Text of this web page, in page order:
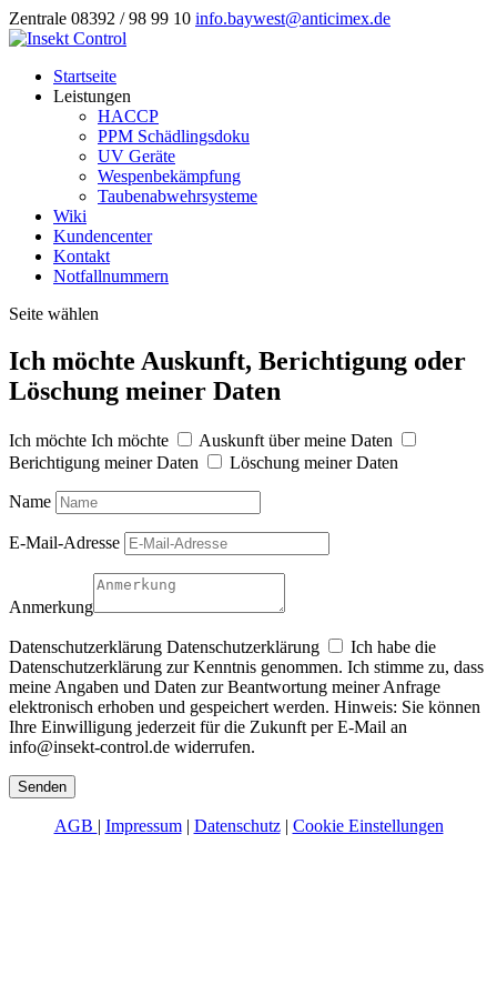
Zentrale 08392 / 98 99 10 info.baywest@anticimex.de
Startseite
Leistungen
HACCP
PPM Schädlingsdoku
UV Geräte
Wespenbekämpfung
Taubenabwehrsysteme
Wiki
Kundencenter
Kontakt
Notfallnummern
Seite wählen
Ich möchte Auskunft, Berichtigung oder
Löschung meiner Daten
Ich möchte Ich möchte
Auskunft über meine Daten
Berichtigung meiner Daten
Löschung meiner Daten
Name
E-Mail-Adresse
Anmerkung
Datenschutzerklärung Datenschutzerklärung
Ich habe die
Datenschutzerklärung zur Kenntnis genommen. Ich stimme zu, dass
meine Angaben und Daten zur Beantwortung meiner Anfrage
elektronisch erhoben und gespeichert werden. Hinweis: Sie können
Ihre Einwilligung jederzeit für die Zukunft per E-Mail an
info@insekt-control.de widerrufen.
Senden
AGB | Impressum| Datenschutz| Cookie Einstellungen